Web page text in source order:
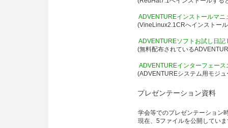
ADVENTUREインストー
(RedHat7.1へインストールす
(VineLinux2.1CRへインストー
ADVENTUREソフトお試
(無料配布されている
ADVENTUREインターフ
プレゼンテーション資料